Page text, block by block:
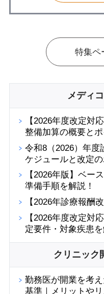
特集ペ
メディ
【2026年度改定対
整備加算の概要とポ
令和8（2026）年度
ケジュールと改定の
【2026年版】ベー
準備手順を解説！
【2026年診療報酬
【2026年度改定対
定要件・対象疾患
クリニック
勤務医が開業を考
基準｜メリットや